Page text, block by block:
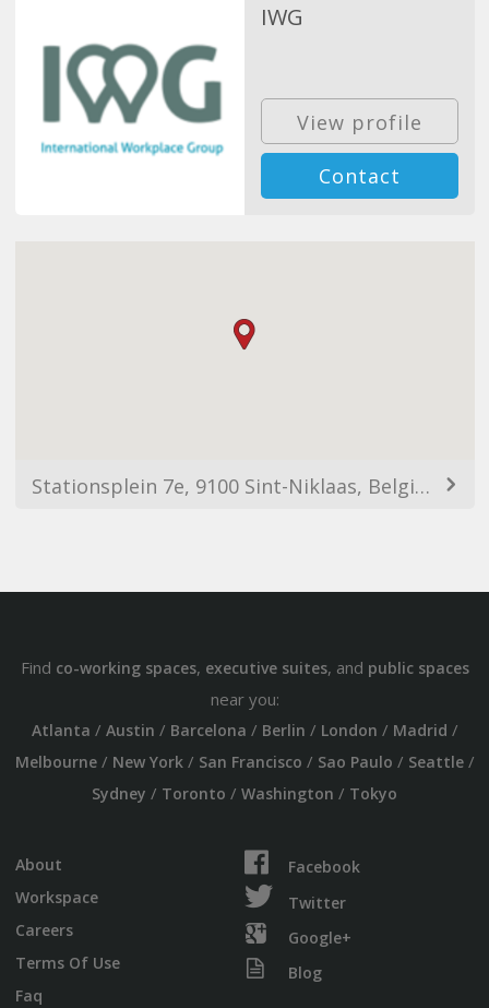
IWG
View profile
Contact
Stationsplein 7e, 9100 Sint-Niklaas, Belgium
Find co-working spaces, executive suites, and public spaces
near you:
Atlanta / Austin / Barcelona / Berlin / London / Madrid /
Melbourne/ New York/ San Francisco / Sao Paulo / Seattle/
Sydney / Toronto / Washington / Tokyo
About
Workspace
Careers
Terms Of Use
Faq
Facebook
Twitter
Google+
Blog